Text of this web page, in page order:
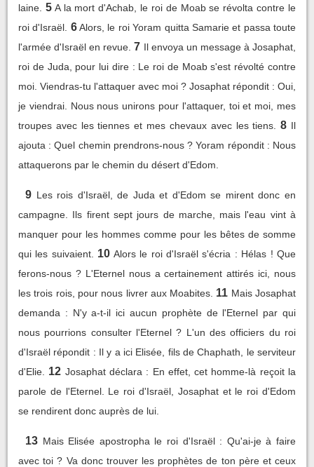
laine. 5 A la mort d'Achab, le roi de Moab se révolta contre le
roi d'Israël. 6 Alors, le roi Yoram quitta Samarie et passa toute
l'armée d'Israël en revue. 7 Il envoya un message à Josaphat,
roi de Juda, pour lui dire : Le roi de Moab s'est révolté contre
moi. Viendras-tu l'attaquer avec moi ? Josaphat répondit : Oui,
je viendrai. Nous nous unirons pour l'attaquer, toi et moi, mes
troupes avec les tiennes et mes chevaux avec les tiens.
8 Il
ajouta : Quel chemin prendrons-nous ? Yoram répondit : Nous
attaquerons par le chemin du désert d'Edom.
9 Les rois d'Israël, de Juda et d'Edom se mirent donc en
campagne. Ils firent sept jours de marche, mais l'eau vint à
manquer pour les hommes comme pour les bêtes de somme
qui les suivaient.
10 Alors le roi d'Israël s'écria : Hélas ! Que
ferons-nous ? L'Eternel nous a certainement attirés ici, nous
les trois rois, pour nous livrer aux Moabites. 11 Mais Josaphat
demanda : N'y a-t-il ici aucun prophète de l'Eternel par qui
nous pourrions consulter l'Eternel ? L'un des officiers du roi
d'Israël répondit : Il y a ici Elisée, fils de Chaphath, le serviteur
d'Elie.
12 Josaphat déclara : En effet, cet homme-là reçoit la
parole de l'Eternel. Le roi d'Israël, Josaphat et le roi d'Edom
se rendirent donc auprès de lui.
13 Mais Elisée apostropha le roi d'Israël : Qu'ai-je à faire
avec toi ? Va donc trouver les prophètes de ton père et ceux